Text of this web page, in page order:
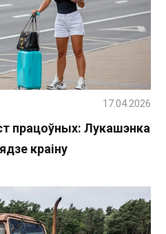
працоўных: Лукашэнка
краіну
17.04.2026